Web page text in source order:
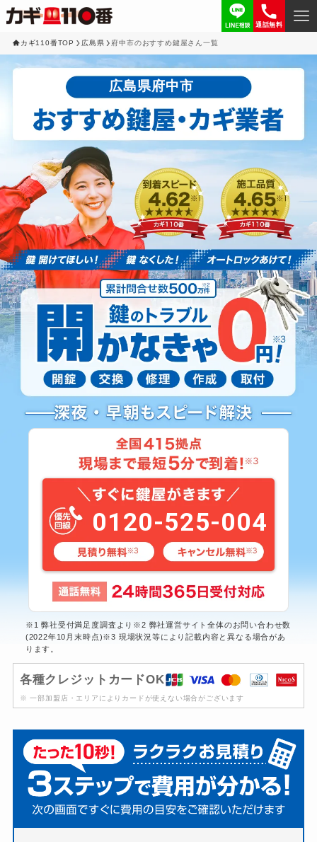
通話無料
カギ110番TOP 広島県 府中市のおすすめ鍵屋さん一覧
広島県府中市
0120-525-004
※1 弊社受付満足度調査より※2 弊社運営サイト全体のお問い合わせ数
(2022年10月末時点)※3 現場状況等により記載内容と異なる場合があ
ります。
各種クレジットカードOK
※ 一部加盟店・エリアによりカードが使えない場合がございます